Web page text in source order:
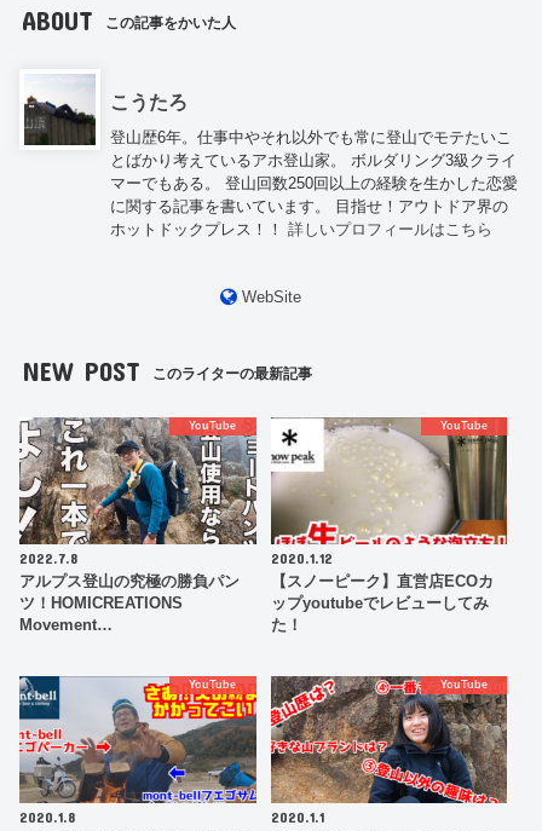
ABOUT この記事をかいた人
こうたろ
登山歴6年。仕事中やそれ以外でも常に登山でモテたいこ
とばかり考えているアホ登山家。 ボルダリング3級クライ
マーでもある。 登山回数250回以上の経験を生かした恋愛
に関する記事を書いています。 目指せ！アウトドア界の
ホットドックプレス！！詳しいプロフィールはこちら
WebSite
NEW POST このライターの最新記事
YouTube
2022.7.8
アルプス登山の究極の勝負パン
ツ！HOMICREATIONS
Movement…
YouTube
2020.1.12
【スノーピーク】直営店ECOカ
ップyoutubeでレビューしてみ
た！
YouTube
2020.1.8
YouTube
2020.1.1